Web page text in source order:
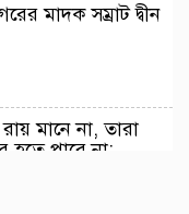
মাদক সম্রাট দ্বীন
মানে না, তারা
পারে না: